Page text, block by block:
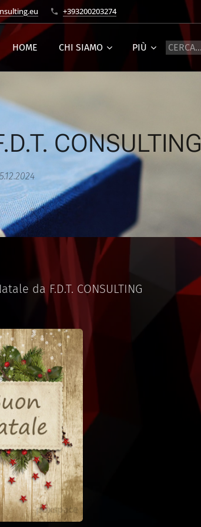
+393200203274
HOME CHI SIAMO PIÙ
CONSULTING
da F.D.T. CONSULTING